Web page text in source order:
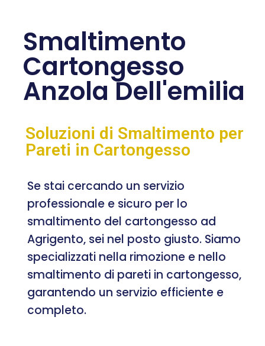
Smaltimento
Cartongesso
Anzola Dell'emilia
Soluzioni di Smaltimento per
Pareti in Cartongesso
Se stai cercando un servizio
professionale e sicuro per lo
smaltimento del cartongesso ad
Agrigento, sei nel posto giusto. Siamo
specializzati nella rimozione e nello
smaltimento di pareti in cartongesso,
garantendo un servizio efficiente e
completo.